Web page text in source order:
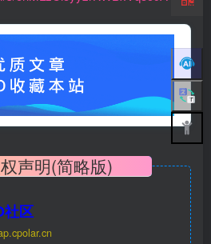
声明(简略版)
社区